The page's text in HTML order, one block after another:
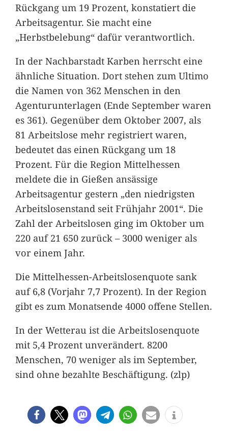
Rückgang um 19 Prozent, konstatiert die
Arbeitsagentur. Sie macht eine
„Herbstbelebung“ dafür verantwortlich.
In der Nachbarstadt Karben herrscht eine
ähnliche Situation. Dort stehen zum Ultimo
die Namen von 362 Menschen in den
Agenturunterlagen (Ende September waren
es 361). Gegenüber dem Oktober 2007, als
81 Arbeitslose mehr registriert waren,
bedeutet das einen Rückgang um 18
Prozent. Für die Region Mittelhessen
meldete die in Gießen ansässige
Arbeitsagentur gestern „den niedrigsten
Arbeitslosenstand seit Frühjahr 2001“. Die
Zahl der Arbeitslosen ging im Oktober um
220 auf 21 650 zurück – 3000 weniger als
vor einem Jahr.
Die Mittelhessen-Arbeitslosenquote sank
auf 6,8 (Vorjahr 7,7 Prozent). In der Region
gibt es zum Monatsende 4000 offene Stellen.
In der Wetterau ist die Arbeitslosenquote
mit 5,4 Prozent unverändert. 8200
Menschen, 70 weniger als im September,
sind ohne bezahlte Beschäftigung. (zlp)